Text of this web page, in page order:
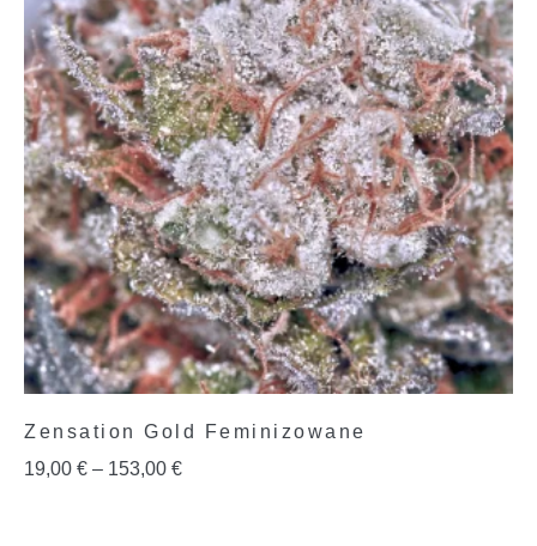
Zensation Gold Feminizowane
19,00 € – 153,00 €